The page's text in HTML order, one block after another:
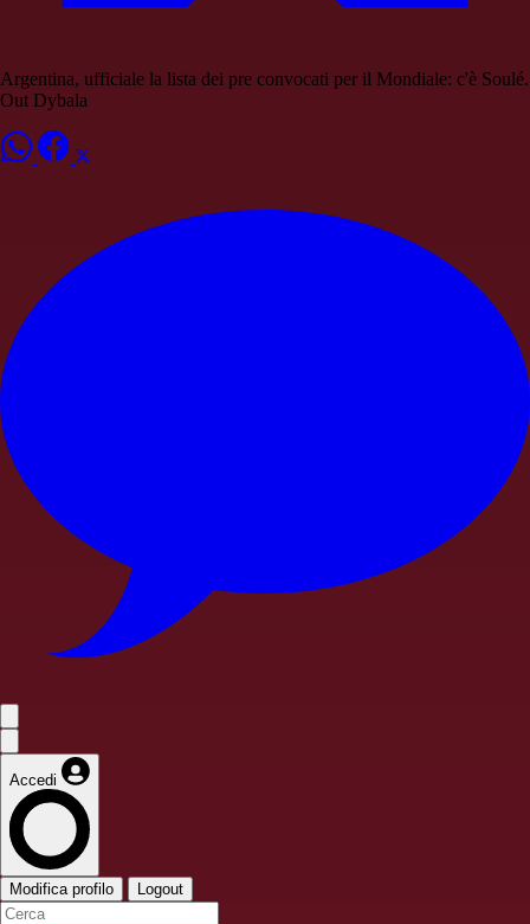
Argentina, ufficiale la lista dei pre convocati per il Mondiale: c'è Soulé.
Out Dybala
Accedi
Modifica profilo Logout